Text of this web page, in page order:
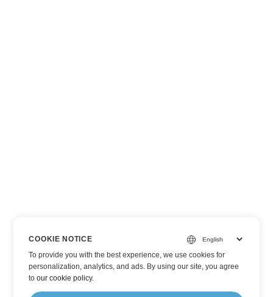
COOKIE NOTICE
To provide you with the best experience, we use cookies for
personalization, analytics, and ads. By using our site, you agree
toour cookie policy.